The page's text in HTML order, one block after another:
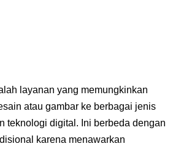
layanan yang memungkinkan
atau gambar ke berbagai jenis
teknologi digital. Ini berbeda dengan
karena menawarkan